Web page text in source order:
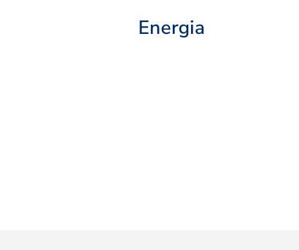
Energia